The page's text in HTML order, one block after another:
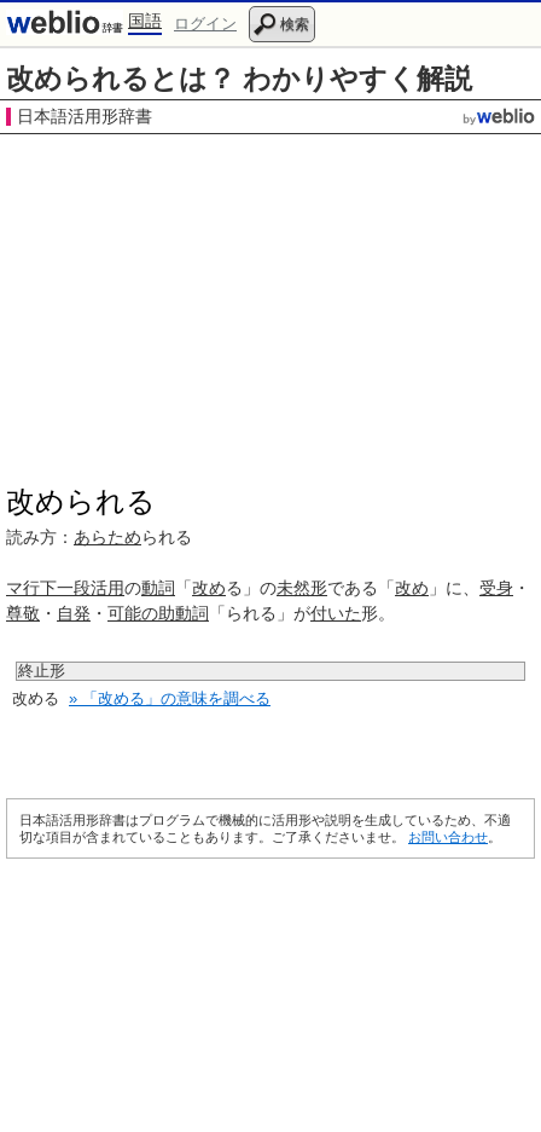
国語 ログイン 検索
改められるとは？ わかりやすく解説
日本語活用形辞書
改められる
読み方： あらためられる
マ行下一段活用の動詞 「改める」の未然形である「改め 」に、 受身 ・
尊敬 ・ 自発 ・ 可能の助動詞 「られる」が付いた形。
終止形
改める » 「改める」の意味を調べる
日本語活用形辞書はプログラムで機械的に活用形や説明を生成しているため、不適
切な項目が含まれていることもあります。ご了承くださいませ。 お問い合わせ